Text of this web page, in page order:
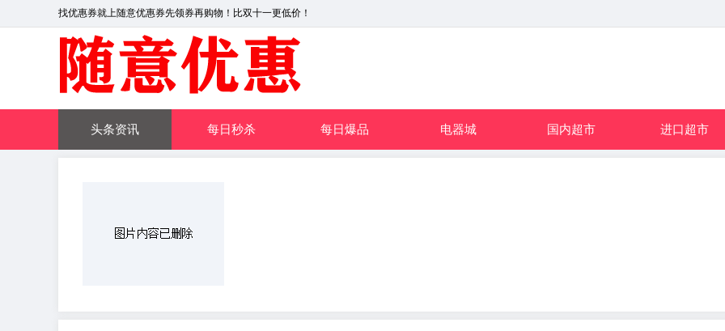
找优惠券就上随意优惠券先领券再购物！比双十一更低价！
头条资讯 每日秒杀 每日爆品 电器城 国内超市 进口超市